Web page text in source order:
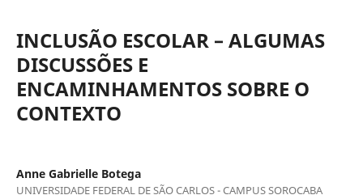
INCLUSÃO ESCOLAR – ALGUMAS
DISCUSSÕES E
ENCAMINHAMENTOS SOBRE O
CONTEXTO
Anne Gabrielle Botega
UNIVERSIDADE FEDERAL DE SÃO CARLOS - CAMPUS SOROCABA